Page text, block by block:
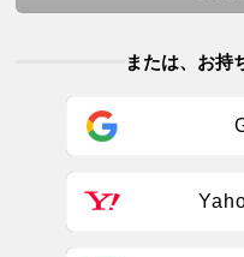
または、お持